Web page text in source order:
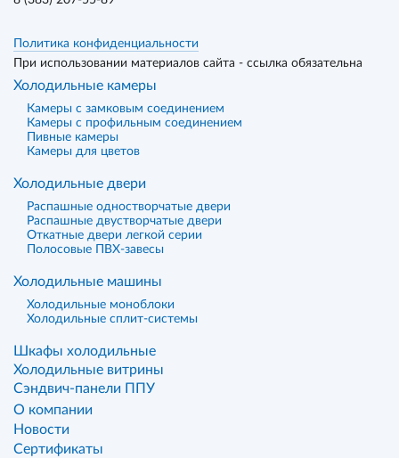
Политика конфиденциальности
При использовании материалов сайта - ссылка обязательна
Холодильные камеры
Камеры с замковым соединением
Камеры с профильным соединением
Пивные камеры
Камеры для цветов
Холодильные двери
Распашные одностворчатые двери
Распашные двустворчатые двери
Откатные двери легкой серии
Полосовые ПВХ-завесы
Холодильные машины
Холодильные моноблоки
Холодильные сплит-системы
Шкафы холодильные
Холодильные витрины
Сэндвич-панели ППУ
О компании
Новости
Сертификаты